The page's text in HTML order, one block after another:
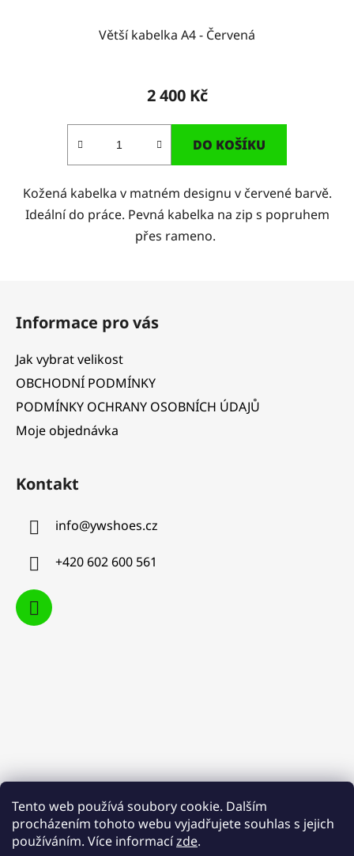
Tento web používá soubory cookie. Dalším
procházením tohoto webu vyjadřujete souhlas s jejich
používáním. Více informacízde.
Větší kabelka A4 - Červená
2 400 Kč
DO KOŠÍKU
Kožená kabelka v matném designu v červené barvě.
Ideální do práce. Pevná kabelka na zip s popruhem
přes rameno.
Informace pro vás
Jak vybrat velikost
OBCHODNÍ PODMÍNKY
PODMÍNKY OCHRANY OSOBNÍCH ÚDAJŮ
Moje objednávka
Kontakt
info@ywshoes.cz
+420 602 600 561